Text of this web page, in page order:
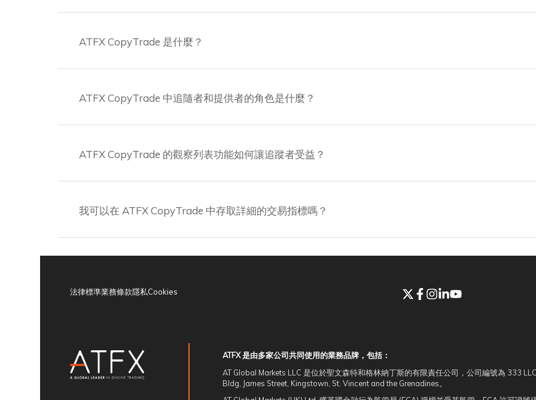
ATFX CopyTrade 是什麼？
ATFX CopyTrade 中追隨者和提供者的角色是什麼？
ATFX CopyTrade 的觀察列表功能如何讓追蹤者受益？
我可以在 ATFX CopyTrade 中存取詳細的交易指標嗎？
法律標準業務條款隱私Cookies
ATFX 是由多家公司共同使用的業務品牌，包括：
AT Global Markets LLC 是位於聖文森特和格林納丁斯的有限責任公司，公司編號為 333
Bldg, James Street, Kingstown, St. Vincent and the Grenadines。